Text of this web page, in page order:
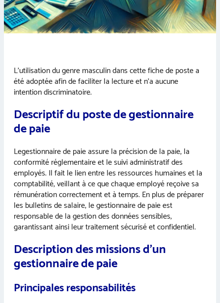
L’utilisation du genre masculin dans cette fiche de poste a
été adoptée afin de faciliter la lecture et n’a aucune
intention discriminatoire.
Descriptif du poste de gestionnaire
de paie
Legestionnaire de paie assure la précision de la paie, la
conformité réglementaire et le suivi administratif des
employés. Il fait le lien entre les ressources humaines et la
comptabilité, veillant à ce que chaque employé reçoive sa
rémunération correctement et à temps. En plus de préparer
les bulletins de salaire, le gestionnaire de paie est
responsable de la gestion des données sensibles,
garantissant ainsi leur traitement sécurisé et confidentiel.
Description des missions d’un
gestionnaire de paie
Principales responsabilités